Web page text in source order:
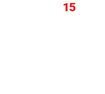
15